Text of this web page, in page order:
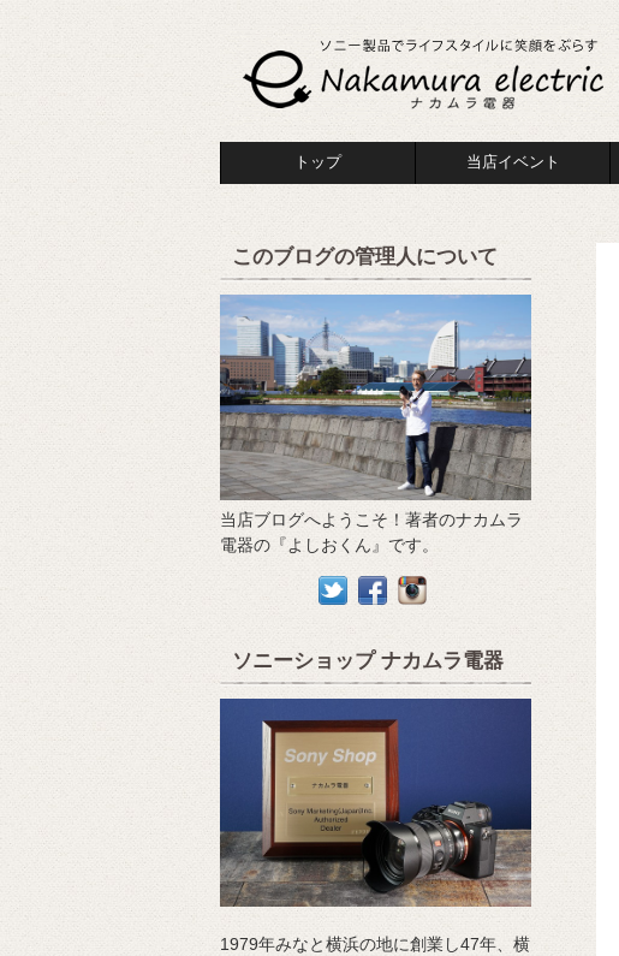
トップ 当店イベント
このブログの管理人について
当店ブログへようこそ！著者のナカムラ
電器の『よしおくん』です。
ソニーショップ ナカムラ電器
1979年みなと横浜の地に創業し47年、横